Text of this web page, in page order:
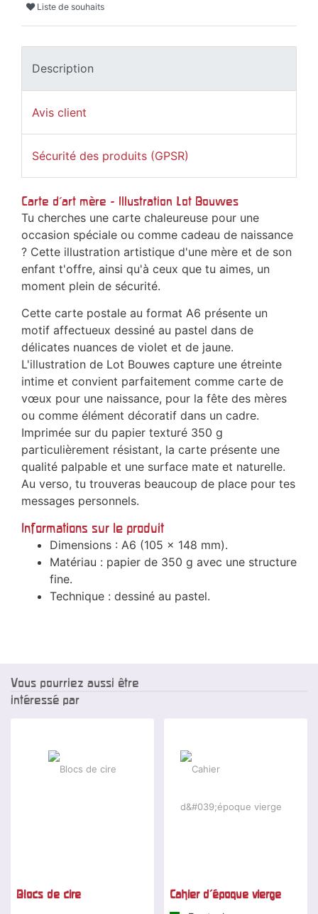
Liste de souhaits
Description
Avis client
Sécurité des produits (GPSR)
Carte d'art mère - Illustration Lot Bouwes
Tu cherches une carte chaleureuse pour une
occasion spéciale ou comme cadeau de naissance
? Cette illustration artistique d'une mère et de son
enfant t'offre, ainsi qu'à ceux que tu aimes, un
moment plein de sécurité.
Cette carte postale au format A6 présente un
motif affectueux dessiné au pastel dans de
délicates nuances de violet et de jaune.
L'illustration de Lot Bouwes capture une étreinte
intime et convient parfaitement comme carte de
vœux pour une naissance, pour la fête des mères
ou comme élément décoratif dans un cadre.
Imprimée sur du papier texturé 350 g
particulièrement résistant, la carte présente une
qualité palpable et une surface mate et naturelle.
Au verso, tu trouveras beaucoup de place pour tes
messages personnels.
Informations sur le produit
Dimensions : A6 (105 x 148 mm).
Matériau : papier de 350 g avec une structure
fine.
Technique : dessiné au pastel.
Vous pourriez aussi être
intéressé par
Blocs de cire Cahier d'époque vierge